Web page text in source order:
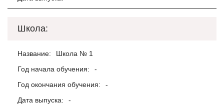
Школа:
Название:
Школа № 1
Год начала обучения:
-
Год окончания обучения:
-
Дата выпуска:
-